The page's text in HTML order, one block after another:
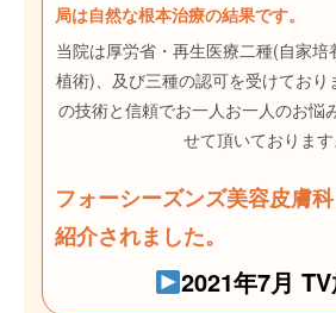
局は自然な根本治療の結果です。
当院は厚労省・再生医療二種(自家培
植術)、及び三種の認可を受けており
の技術と信頼でお一人お一人のお悩
せて頂いております
フォーシーズンズ美容皮膚
紹介されました。
2021年7月